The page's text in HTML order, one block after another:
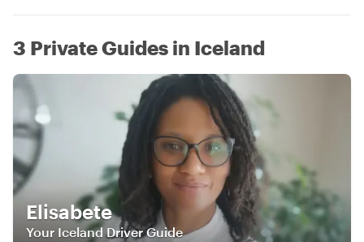
3 Private Guides in Iceland
Elisabete
Your Iceland Driver Guide